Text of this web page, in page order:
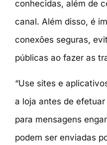
conhecidas, além de
canal. Além disso, é
conexões seguras,
públicas ao fazer as
“Use sites e
a loja antes de
para mensagens
podem ser enviadas